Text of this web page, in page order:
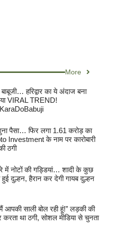
More
बाबूजी… हरिद्वार का ये अंदाज बना
VIRAL TREND!
पैसा… फिर लगा 1.61 करोड़ का
Investment के नाम पर कारोबारी
ठगी
में नोटों की गड्डियां… शादी के कुछ
हुई दुल्हन, हैरान कर देगी गायब दुल्हन
आपकी साली बोल रही हूं!” लड़की की
था ठगी, सोशल मीडिया से चुनता